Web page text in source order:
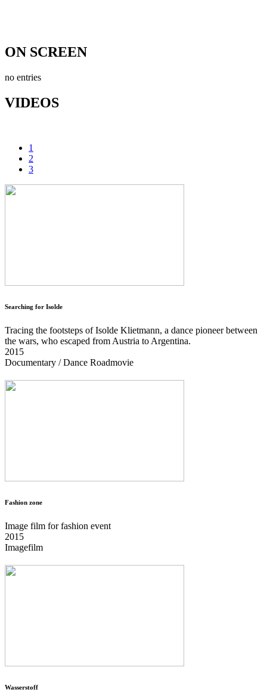
ON SCREEN
no entries
VIDEOS
1
2
3
Searching for Isolde
Tracing the footsteps of Isolde Klietmann, a dance pioneer between
the wars, who escaped from Austria to Argentina.
2015
Documentary / Dance Roadmovie
Fashion zone
Image film for fashion event
2015
Imagefilm
Wasserstoff